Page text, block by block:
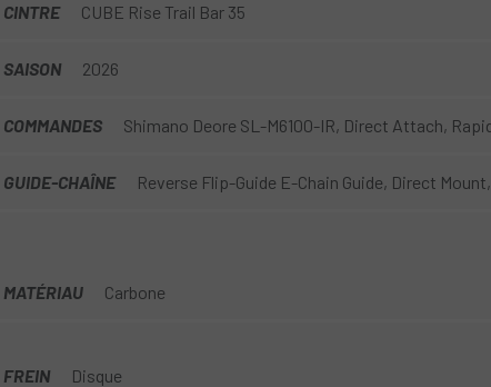
CINTRE CUBE Rise Trail Bar 35
SAISON 2026
COMMANDES Shimano Deore SL-M6100-IR, Direct Attach,
GUIDE-CHAÎNE Reverse Flip-Guide E-Chain Guide, Direct
MATÉRIAU Carbone
FREIN Disque